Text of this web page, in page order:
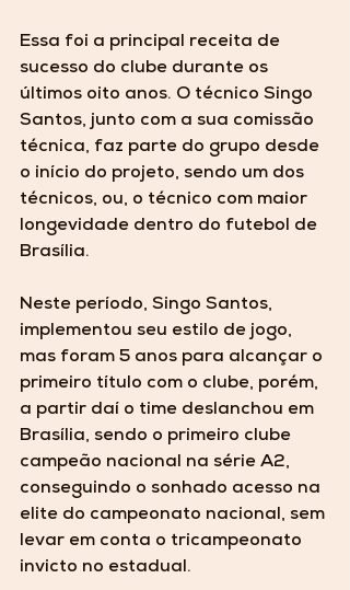
Essa foi a principal receita de
sucesso do clube durante os
últimos oito anos. O técnico Singo
Santos, junto com a sua comissão
técnica, faz parte do grupo desde
o início do projeto, sendo um dos
técnicos, ou, o técnico com maior
longevidade dentro do futebol de
Brasília.
Neste período, Singo Santos,
implementou seu estilo de jogo,
mas foram 5 anos para alcançar o
primeiro título com o clube, porém,
a partir daí o time deslanchou em
Brasília, sendo o primeiro clube
campeão nacional na série A2,
conseguindo o sonhado acesso na
elite do campeonato nacional, sem
levar em conta o tricampeonato
invicto no estadual.